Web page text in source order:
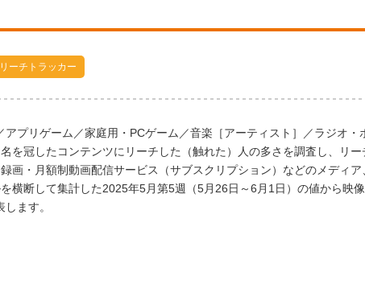
ーチトラッカー
プリゲーム／家庭用・PCゲーム／音楽［アーティスト］／ラジオ・
を冠したコンテンツにリーチした（触れた）人の多さを調査し、リー
画・月額制動画配信サービス（サブスクリプション）などのメディア
横断して集計した2025年5月第5週（5月26日～6月1日）の値から映
ます。